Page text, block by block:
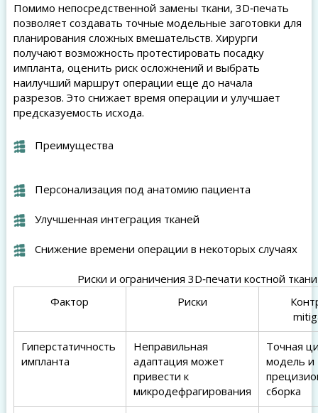
Помимо непосредственной замены ткани, 3D‑печать
позволяет создавать точные модельные заготовки для
планирования сложных вмешательств. Хирурги
получают возможность протестировать посадку
импланта, оценить риск осложнений и выбрать
наилучший маршрут операции еще до начала
разрезов. Это снижает время операции и улучшает
предсказуемость исхода.
Преимущества
Персонализация под анатомию пациента
Улучшенная интеграция тканей
Снижение времени операции в некоторых случаях
Риски и ограничения 3D‑печати костной ткани
Фактор
Риски
Гиперстатичность
импланта
Неправильная
адаптация может
привести к
микродефрагирования
Точная
модель и
сборка